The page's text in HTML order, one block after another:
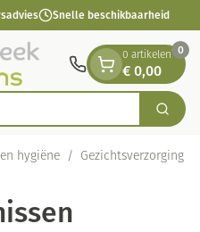
Snelle beschikbaarheid
Zoek
0 artikelen
€ 0,00
0
hygiëne / Gezichtsverzorging